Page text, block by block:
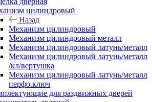
цилиндровый
Назад
Механизм цилиндровый
Механизм цилиндровый металл
Механизм цилиндровый латунь/металл
Механизм цилиндровый латунь/металл
/кл/вертушка
Механизм цилиндровый латунь/металл
перфо.ключ
для раздвижных дверей